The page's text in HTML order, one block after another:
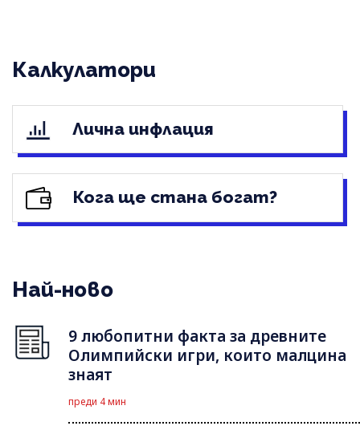
Калкулатори
Лична инфлация
Кога ще стана богат?
Най-ново
9 любопитни факта за древните
Олимпийски игри, които малцина
знаят
преди 4 мин